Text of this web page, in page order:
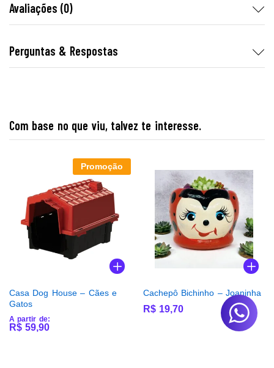
Avaliações (0)
Perguntas & Respostas
Com base no que viu, talvez te interesse.
Promoção
Casa Dog House – Cães e
Gatos
A partir de:
R$ 59,90
Cachepô Bichinho – Joaninha
R$ 19,70